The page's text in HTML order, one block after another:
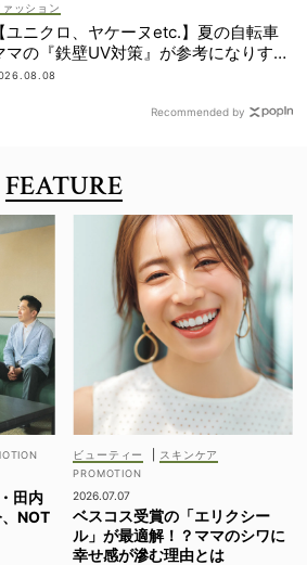
ァッション
【ユニクロ、ヤケーヌetc.】夏の自転車
マの『鉄壁UV対策』が参考になりすぎ
！
Recommended by
FEATURE
田内
NOT
ビューティー スキンケア
2026.07.07
ベスコス受賞の「エリクシー
ル」が最適解！？ママのシワに
幸せ感が滲む理由とは